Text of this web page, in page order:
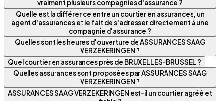
vraiment plusieurs compagnies d'assurance ?
Quelle est la différence entre un courtier en assurances, un
agent d'assurances et le fait de s'adresser directement à une
compagnie d'assurance ?
Quelles sont les heures d'ouverture de ASSURANCES SAAG
VERZEKERINGEN ?
Quel courtier en assurances près de BRUXELLES-BRUSSEL ?
Quelles assurances sont proposées par ASSURANCES SAAG
VERZEKERINGEN ?
ASSURANCES SAAG VERZEKERINGEN est-il un courtier agréé et